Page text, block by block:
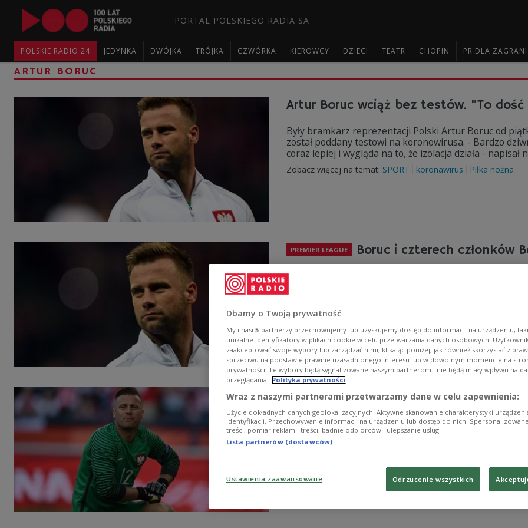
PORTAL POLSKIEGO RADIA SA
POLSKIE RADIO 24 JEDYNKA DWÓJKA TRÓJKA CZWÓRKA KIEROWCY DZIECI TEATR CHOPIN PR DLA
ARTUR BORUC
Artur Boruc wciąż bez testów. "To
Były bramkarz reprezentacji Polski Artur Boruc od
został poddany testowi na koronowirusa. - Bardzo
coraz lepiej i wygląda na to, że izolacja działa - napisał
Zobacz więcej na temat: SPORT koronawirus Piłka nożna
PREMIER LEAGUE Boruc i czterech członków
Artur Boruc i czterech członków zespołu AFC
angielski klub. Wszystko spowodowane szerzącą się
Ekscentryk i wielki bramkarz - "Król
Kontrowersyjny, pozostający w centrum uwagi,
najwyższym światowym poziomie. Artur Boruc, który
obchodzi dziś 40. urodziny.
Dbamy o Twoją prywatność
My i nasi 5 partnerzy przechowujemy lub uzyskujemy dostęp do informacji na urządzeniu,
unikalne identyfikatory w plikach cookie w celu przetwarzania danych osobowych.
zaakceptować swoje wybory lub zarządzać nimi, klikając poniżej, jak również skorzystać z
sprzeciwu na podstawie prawnie uzasadnionego interesu lub w dowolnym momencie na
prywatności. Te wybory będą sygnalizowane naszym partnerom i nie będą miały wpływu na
przeglądania. Polityka prywatności
Wraz z naszymi partnerami przetwarzamy dane w celu zapewnienia:
Użycie dokładnych danych geolokalizacyjnych. Aktywne skanowanie charakterystyki
identyfikacji. Przechowywanie informacji na urządzeniu lub dostęp do nich.
treści, pomiar reklam i treści, badnie odbiorców i ulepszanie usług.
Lista partnerów (dostawców)
Ustawienia zaawansowane Odrzucenie wszystkich